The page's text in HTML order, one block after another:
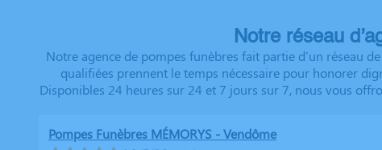
Notre réseau
Notre agence de pompes funèbres fait partie d'un réseau
qualifiées prennent le temps nécessaire pour honorer
Disponibles 24 heures sur 24 et 7 jours sur 7, nous vous
Pompes Funèbres MÉMORYS - Vendôme